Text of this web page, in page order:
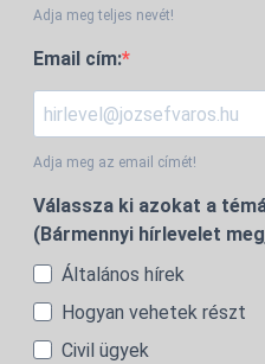
Adja meg teljes nevét!
Email cím:
Adja meg az email címét!
Válassza ki azokat a
(Bármennyi hírlevelet
Általános hírek
Hogyan vehetek részt
Civil ügyek